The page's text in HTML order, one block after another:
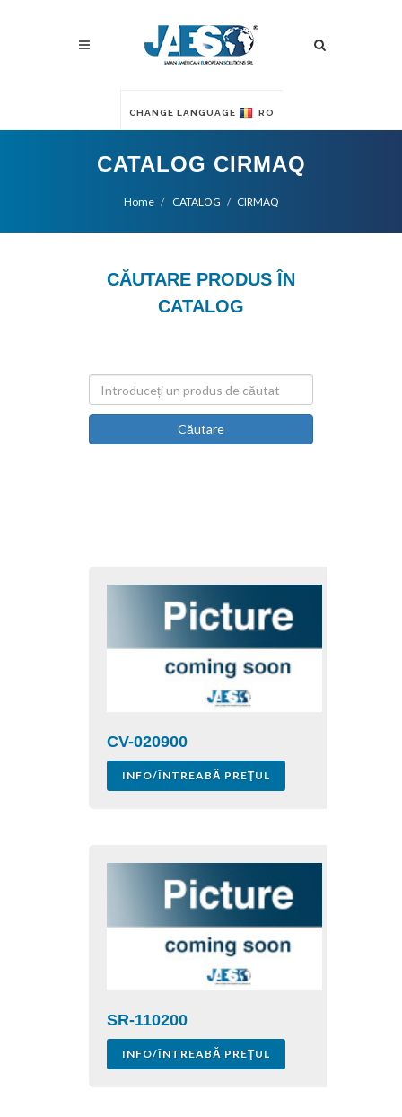
CHANGE LANGUAGE RO
CATALOG CIRMAQ
Home CATALOG CIRMAQ
CĂUTARE PRODUS ÎN
CATALOG
Căutare
CV-020900
INFO/ÎNTREABĂ PREŢUL
SR-110200
INFO/ÎNTREABĂ PREŢUL